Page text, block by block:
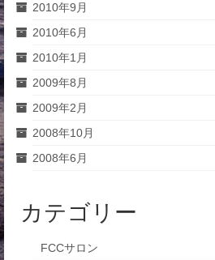
2010年9月
2010年6月
2010年1月
2009年8月
2009年2月
2008年10月
2008年6月
カテゴリー
FCCサロン